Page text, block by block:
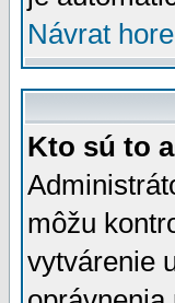
Návrat hore
Kto sú to
môžu
vytvárenie